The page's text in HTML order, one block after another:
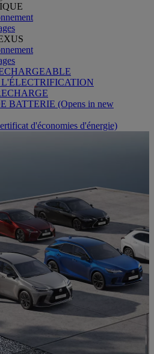
BATTERIE (Opens in new
d'économies d'énergie)